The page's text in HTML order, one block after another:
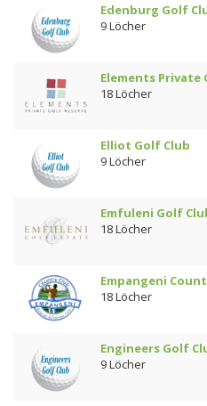
Edenburg Golf
9 Löcher
Elements Private
18 Löcher
Elliot Golf Club
9 Löcher
Emfuleni Golf
18 Löcher
Empangeni
18 Löcher
Engineers Golf
9 Löcher